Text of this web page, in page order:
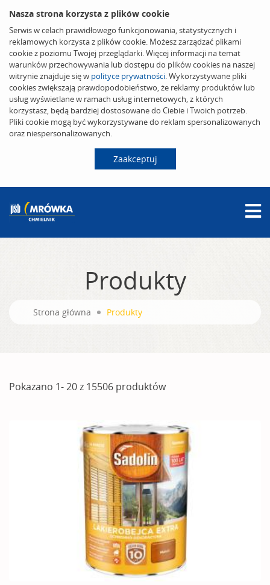
Nasza strona korzysta z plików cookie
Serwis w celach prawidłowego funkcjonowania, statystycznych i
reklamowych korzysta z plików cookie. Możesz zarządzać plikami
cookie z poziomu Twojej przeglądarki. Więcej informacji na temat
warunków przechowywania lub dostępu do plików cookies na naszej
witrynie znajduje się w polityce prywatności. Wykorzystywane pliki
cookies zwiększają prawdopodobieństwo, że reklamy produktów lub
usług wyświetlane w ramach usług internetowych, z których
korzystasz, będą bardziej dostosowane do Ciebie i Twoich potrzeb.
Pliki cookie mogą być wykorzystywane do reklam spersonalizowanych
oraz niespersonalizowanych.
Zaakceptuj
Produkty
Strona główna Produkty
Pokazano 1- 20 z 15506 produktów